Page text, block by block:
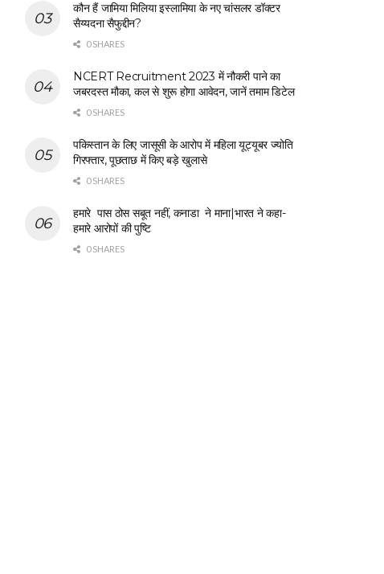
कौन हैं जामिया मिलिया इस्लामिया के नए चांसलर डॉक्टर
सैय्यदना सैफुद्दीन?
0 SHARES
NCERT Recruitment 2023 में नौकरी पाने का
जबरदस्त मौका, कल से शुरू होगा आवेदन, जानें तमाम डिटेल
0 SHARES
पकिस्तान के लिए जासूसी के आरोप में महिला यूट्यूबर ज्योति
गिरफ्तार, पूछताछ में किए बड़े खुलासे
0 SHARES
हमारे पास ठोस सबूत नहीं, कनाडा ने माना|भारत ने कहा-
हमारे आरोपों की पुष्टि
0 SHARES